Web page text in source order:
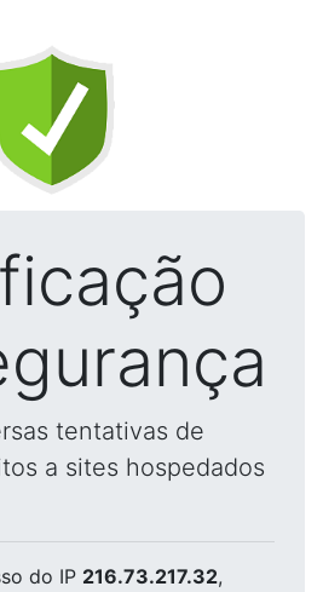
tentativas de
a sites hospedados
do IP 216.73.217.32,